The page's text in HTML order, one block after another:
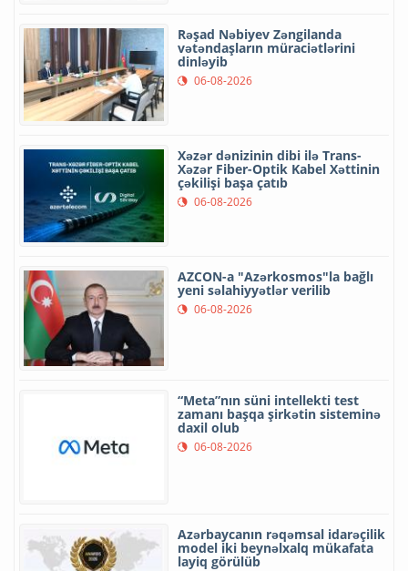
Rəşad Nəbiyev Zəngilanda
vətəndaşların müraciətlərini
dinləyib
06-08-2026
Xəzər dənizinin dibi ilə Trans-
Xəzər Fiber-Optik Kabel Xəttinin
çəkilişi başa çatıb
06-08-2026
AZCON-a "Azərkosmos"la bağlı
yeni səlahiyyətlər verilib
06-08-2026
“Meta”nın süni intellekti test
zamanı başqa şirkətin sisteminə
daxil olub
06-08-2026
Azərbaycanın rəqəmsal idarəçilik
model iki beynəlxalq mükafata
layiq görülüb